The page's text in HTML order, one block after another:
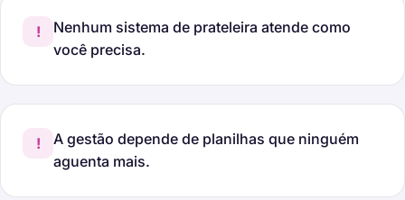
!
Nenhum sistema de prateleira atende como
você precisa.
!
A gestão depende de planilhas que ninguém
aguenta mais.